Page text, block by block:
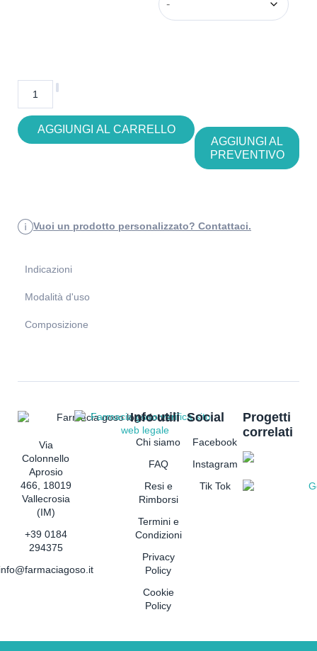
AGGIUNGI AL CARRELLO
AGGIUNGI AL
PREVENTIVO
Vuoi un prodotto personalizzato? Contattaci.
Indicazioni
Modalità d'uso
Composizione
Via
Colonnello
Aprosio
466, 18019
Vallecrosia
(IM)
+39 0184
294375
Info utili
Chi siamo
FAQ
Resi e
Rimborsi
Termini e
Condizioni
Privacy
Policy
Cookie
Policy
Social
Facebook
Instagram
Tik Tok
Progetti
correlati